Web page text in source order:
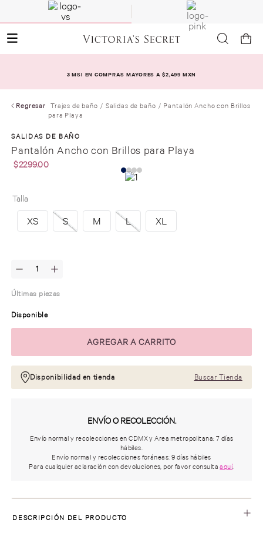
3 MSI EN COMPRAS MAYORES A $2,499 MXN
Regresar Trajes de baño Salidas de baño
Pantalón Ancho con Brillos
para Playa
SALIDAS DE BAÑO
Pantalón Ancho con Brillos para Playa
$2299.00
Talla
XS S M L XL
Últimas piezas
Disponible
Disponibilidad en tienda Buscar Tienda
ENVÍO O RECOLECCIÓN.
Envío normal y recolecciones en CDMX y Area metropolitana: 7 días
hábiles.
Envío normal y recolecciones foráneas: 9 días hábiles
Para cualquier aclaración con devoluciones, por favor consultaaquí.
DESCRIPCIÓN DEL PRODUCTO